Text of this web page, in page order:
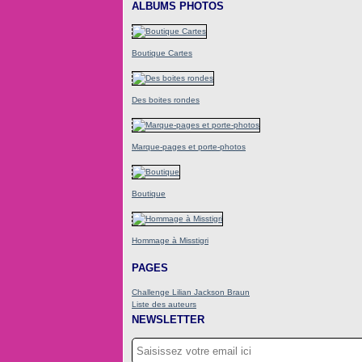
ALBUMS PHOTOS
Boutique Cartes
Des boites rondes
Marque-pages et porte-photos
Boutique
Hommage à Misstigri
PAGES
Challenge Lilian Jackson Braun
Liste des auteurs
NEWSLETTER